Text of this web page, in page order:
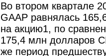
Во втором квартале
GAAP равнялась
на акцию1, по
175,4 млн долларов
же период